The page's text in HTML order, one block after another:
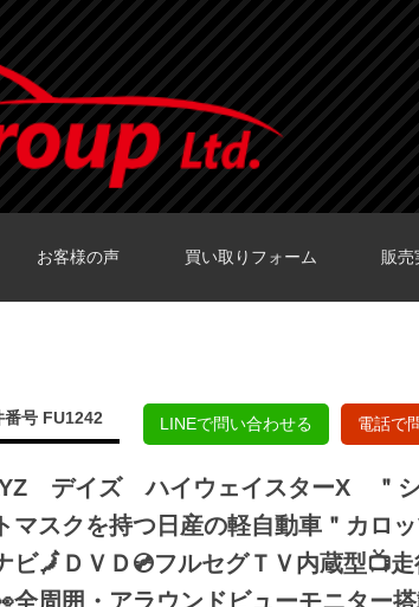
お客様の声 買い取りフォーム 販売
番号 FU1242 LINEで問い合わせる 電話で
デイズ ハイウェイスターX ＂シ
マスクを持つ日産の軽自動車＂カロ
ビ🗾ＤＶＤ💿フルセグＴＶ内蔵型📺
全周囲・アラウンドビューモニター